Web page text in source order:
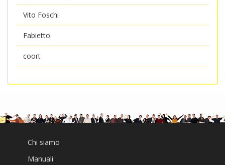
Vito Foschi
Fabietto
coort
Chi siamo
Manuali